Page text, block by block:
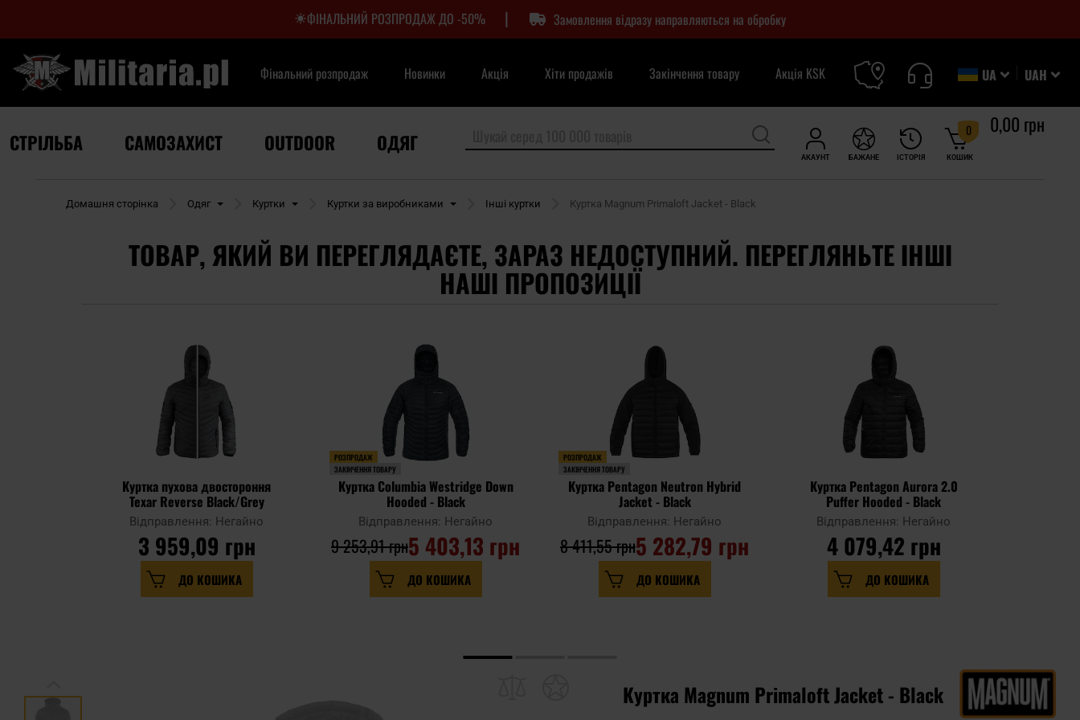
ФІНАЛЬНИЙ РОЗПРОДАЖ ДО -50% | Замовлення відразу направляються на обробку
UAH
UA
Фінальний розпродаж Новинки Акція Хіти продажів Закінчення товару Акція KSK
АКАУНТ ІСТОРІЯ
БАЖАНЕ КОШИК
0 0,00 грн
СТРІЛЬБА САМОЗАХИСТ OUTDOOR ОДЯГ
Домашня сторінка Одяг Куртки Куртки за виробниками Інші куртки Куртка Magnum Primaloft Jacket - Black
ТОВАР, ЯКИЙ ВИ ПЕРЕГЛЯДАЄТЕ, ЗАРАЗ НЕДОСТУПНИЙ. ПЕРЕГЛЯНЬТЕ ІНШІ
НАШІ ПРОПОЗИЦІЇ
Куртка пухова двостороння
Texar Reverse Black/Grey
Відправлення: Негайно
3 959,09 грн
ДО КОШИКА
РОЗПРОДАЖ
ЗАКІНЧЕННЯ ТОВАРУ
Куртка Columbia Westridge Down
Hooded - Black
Відправлення: Негайно
5 403,13 грн
9 253,91 грн
ДО КОШИКА
РОЗПРОДАЖ
ЗАКІНЧЕННЯ ТОВАРУ
Куртка Pentagon Neutron Hybrid
Jacket - Black
Відправлення: Негайно
5 282,79 грн
8 411,55 грн
ДО КОШИКА
Куртка Pentagon Aurora 2.0
Puffer Hooded - Black
Відправлення: Негайно
4 079,42 грн
ДО КОШИКА
Куртка Magnum Primaloft Jacket - Black